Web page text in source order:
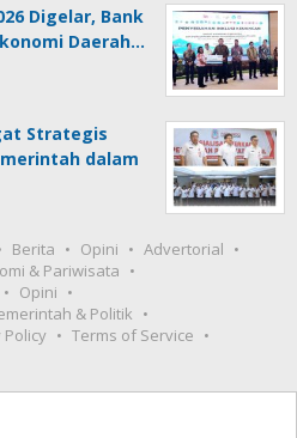
Digelar, Bank
Daerah…
Strategis
dalam
Berita Opini
Advertorial
& Pariwisata
Opini
& Politik
Policy
Terms of Service